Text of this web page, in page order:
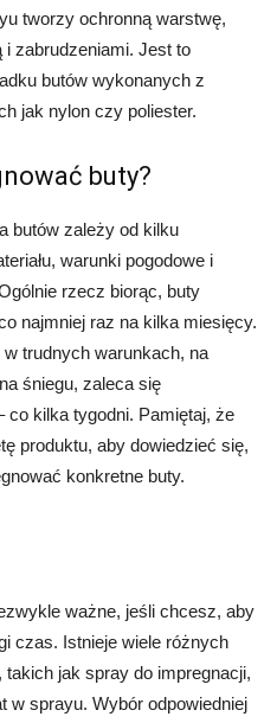
tworzy ochronną warstwę,
i zabrudzeniami. Jest to
butów wykonanych z
jak nylon czy poliester.
buty?
butów zależy od kilku
warunki pogodowe i
rzecz biorąc, buty
najmniej raz na kilka miesięcy.
trudnych warunkach, na
śniegu, zaleca się
co kilka tygodni. Pamiętaj, że
produktu, aby dowiedzieć się,
konkretne buty.
ważne, jeśli chcesz, aby
czas. Istnieje wiele różnych
jak spray do impregnacji,
w sprayu. Wybór odpowiedniej